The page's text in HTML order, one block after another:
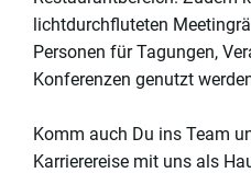
lichtdurchfluteten
Personen für Tagungen,
Konferenzen genutzt
Komm auch Du ins Team
Karrierereise mit uns als